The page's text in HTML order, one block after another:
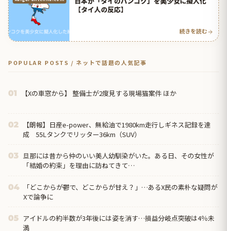
【タイ人の反応】
続きを読む
POPULAR POSTS / ネットで話題の人気記事
01 【Xの車窓から】 整備士が2度見する現場猫案件 ほか
02
【朗報】日産e-power、無給油で1980km走行しギネス記録を達
成 55Lタンクでリッター36km（SUV）
03 旦那には昔から仲のいい美人幼馴染がいた。ある日、その女性が
「結婚の約束」を理由に訪ねてきて…
04
「どこからが鬱で、どこからが甘え？」…あるX民の素朴な疑問が
Xで論争に
05 アイドルの約半数が3年後には姿を消す…損益分岐点突破は4％未
満